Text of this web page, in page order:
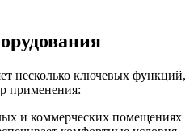
несколько ключевых функций,
применения:
и коммерческих помещениях